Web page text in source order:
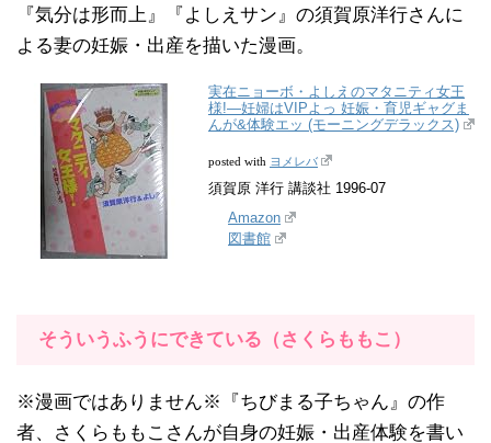
『気分は形而上』『よしえサン』の須賀原洋行さんに
よる妻の妊娠・出産を描いた漫画。
実在ニョーボ・よしえのマタニティ女王
様!―妊婦はVIPよっ 妊娠・育児ギャグま
んが&体験エッ (モーニングデラックス)
posted with ヨメレバ
須賀原 洋行 講談社 1996-07
Amazon
図書館
そういうふうにできている（さくらももこ）
※漫画ではありません※『ちびまる子ちゃん』の作
者、さくらももこさんが自身の妊娠・出産体験を書い